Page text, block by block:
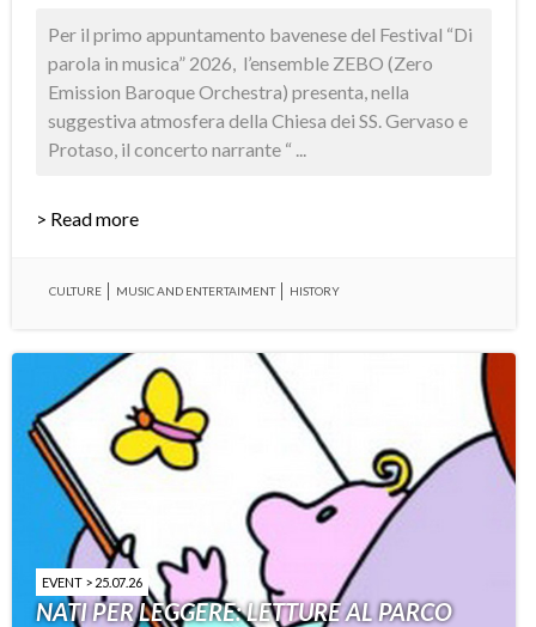
Per il primo appuntamento bavenese del Festival “Di
parola in musica” 2026, l’ensemble ZEBO (Zero
Emission Baroque Orchestra) presenta, nella
suggestiva atmosfera della Chiesa dei SS. Gervaso e
Protaso, il concerto narrante “ ...
> Read more
CULTURE MUSIC AND ENTERTAIMENT HISTORY
EVENT > 25.07.26
NATI PER LEGGERE: LETTURE AL PARCO